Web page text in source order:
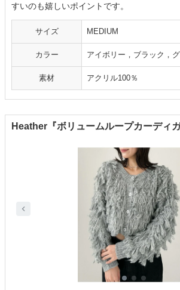
すいのも嬉しいポイントです。
サイズ MEDIUM
カラー アイボリー，ブラック，
素材 アクリル100％
Heather『ボリュームループカーディガ